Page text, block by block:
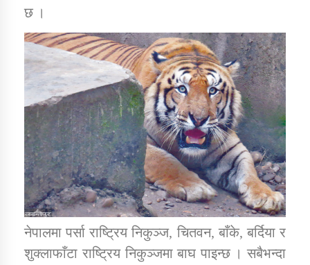
सामाजिक बिकास कार्यालय जुम्लाकाे सुचना
कार्यक्रम कार्यान्वयन एकाई जुम्लाको सुचना
छ ।
नेपालमा पर्सा राष्ट्रिय निकुञ्ज, चितवन, बाँके, बर्दिया र
शुक्लाफाँटा राष्ट्रिय निकुञ्जमा बाघ पाइन्छ । सबैभन्दा